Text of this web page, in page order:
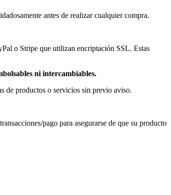
antes de realizar cualquier compra.
o Stripe que utilizan encriptación SSL. Estas
ni intercambiables.
de productos o servicios sin previo aviso.
pago para asegurarse de que su producto